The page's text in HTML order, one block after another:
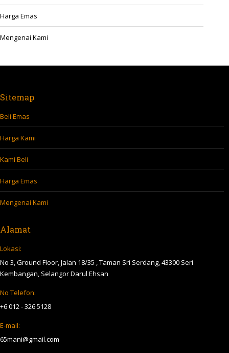
Harga Emas
Mengenai Kami
Sitemap
Beli Emas
Harga Kami
Kami Beli
Harga Emas
Mengenai Kami
Alamat
Lokasi:
No 3, Ground Floor, Jalan 18/35 , Taman Sri Serdang, 43300 Seri
Kembangan, Selangor Darul Ehsan
No Telefon:
+6 012 - 326 5128
E-mail:
65mani@gmail.com